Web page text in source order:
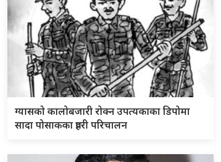
ग्यासको कालोबजारी रोक्न उपत्यकाका डिपोमा
सादा पोसाकका प्रहरी परिचालन